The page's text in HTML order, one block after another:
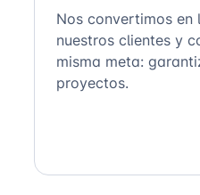
Nos convertimos en
nuestros clientes y
misma meta:
proyectos.